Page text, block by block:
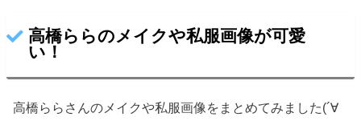
高橋ららのメイクや私服画像が可愛
い！
高橋ららさんのメイクや私服画像をまとめてみました(´∀